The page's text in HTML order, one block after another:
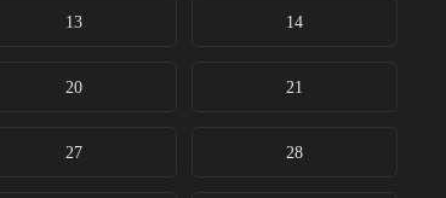
13 14
20 21
27 28